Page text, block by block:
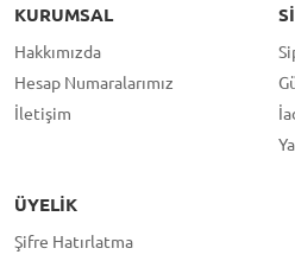
KURUMSAL
Hakkımızda
Hesap Numaralarımız
İletişim
ÜYELIK
Şifre Hatırlatma